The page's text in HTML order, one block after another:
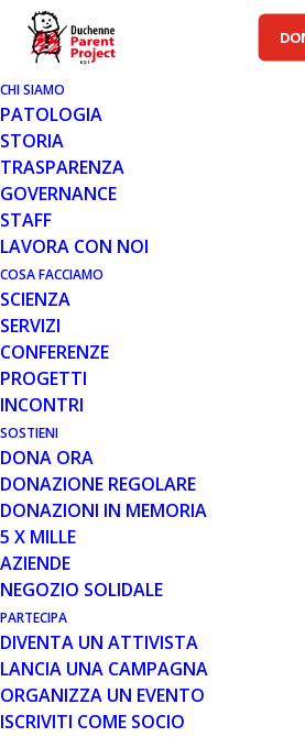
CHI SIAMO
PATOLOGIA
STORIA
TRASPARENZA
GOVERNANCE
STAFF
LAVORA CON NOI
COSA FACCIAMO
SCIENZA
SERVIZI
CONFERENZE
PROGETTI
INCONTRI
SOSTIENI
DONA ORA
DONAZIONE REGOLARE
DONAZIONI IN MEMORIA
5 X MILLE
AZIENDE
NEGOZIO SOLIDALE
PARTECIPA
DIVENTA UN ATTIVISTA
LANCIA UNA CAMPAGNA
ORGANIZZA UN EVENTO
ISCRIVITI COME SOCIO
AREA SCIENZA PP
10 NOV 2023
ENTRADA
AGGIORNAMENTI SUI
PROGRAMMI DI
In un comunicato diffuso il 7
farmaceutica Entrada Therapeutics
aggiornamento sul programma di
potenziali farmaci per l’exon
Duchenne con specifiche mutazioni.
A settembre di quest’anno l’azienda
studio clinico di Fase 1 su volontari
principale farmaco sperimentale